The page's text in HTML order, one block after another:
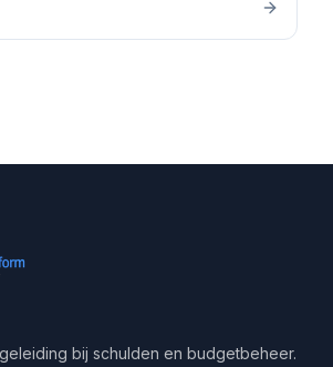
bij schulden en budgetbeheer.